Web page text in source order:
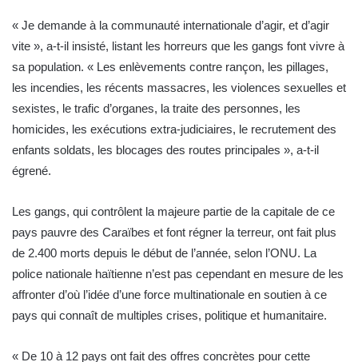
« Je demande à la communauté internationale d’agir, et d’agir
vite », a-t-il insisté, listant les horreurs que les gangs font vivre à
sa population. « Les enlèvements contre rançon, les pillages,
les incendies, les récents massacres, les violences sexuelles et
sexistes, le trafic d’organes, la traite des personnes, les
homicides, les exécutions extra-judiciaires, le recrutement des
enfants soldats, les blocages des routes principales », a-t-il
égrené.
Les gangs, qui contrôlent la majeure partie de la capitale de ce
pays pauvre des Caraïbes et font régner la terreur, ont fait plus
de 2.400 morts depuis le début de l’année, selon l’ONU. La
police nationale haïtienne n’est pas cependant en mesure de les
affronter d’où l’idée d’une force multinationale en soutien à ce
pays qui connaît de multiples crises, politique et humanitaire.
« De 10 à 12 pays ont fait des offres concrètes pour cette